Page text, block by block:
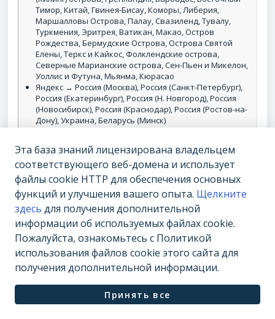
Тимор, Китай, Гвинея-Бисау, Коморы, Либерия,
Маршалловы Острова, Палау, Свазиленд, Тувалу,
Туркмения, Эритрея, Ватикан, Макао, Остров
Рождества, Бермудские Острова, Острова Святой
Елены, Теркс и Кайкос, Фолклендские острова,
Северные Марианские острова, Сен-Пьен и Микелон,
Уоллис и Футуна, Мьянма, Кюрасао
Яндекс → Россия (Москва), Россия (Санкт-Петербург),
Россия (Екатеринбург), Россия (Н. Новгород), Россия
(Новосибирск), Россия (Краснодар), Россия (Ростов-на-
Дону), Украина, Беларусь (Минск)
Ви
мо
ст
ь
О
н
о
с
и
т
е
л
ь
й
Относительный показатель, который
означает, насколько часто показывается
домен в органической выдаче выбранной
поисковой системы по запросам, по
которым он ранжируется, согласно
сервису Serpstat. Чем выше видимость
домена, тем больше трафика он может
получить.
Эта база знаний лицензирована владельцем
соответствующего веб-домена и использует
файлы cookie HTTP для обеспечения основных
функций и улучшения вашего опыта. Щелкните
здесь для получения дополнительной
информации об используемых файлах cookie.
Пожалуйста, ознакомьтесь с Политикой
использования файлов cookie этого сайта для
получения дополнительной информации.
Принять все